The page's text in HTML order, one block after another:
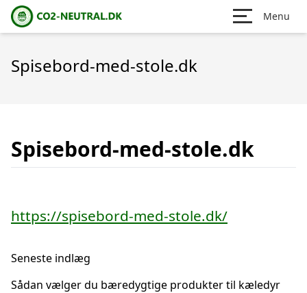
Menu
Spisebord-med-stole.dk
Spisebord-med-stole.dk
https://spisebord-med-stole.dk/
Seneste indlæg
Sådan vælger du bæredygtige produkter til kæledyr